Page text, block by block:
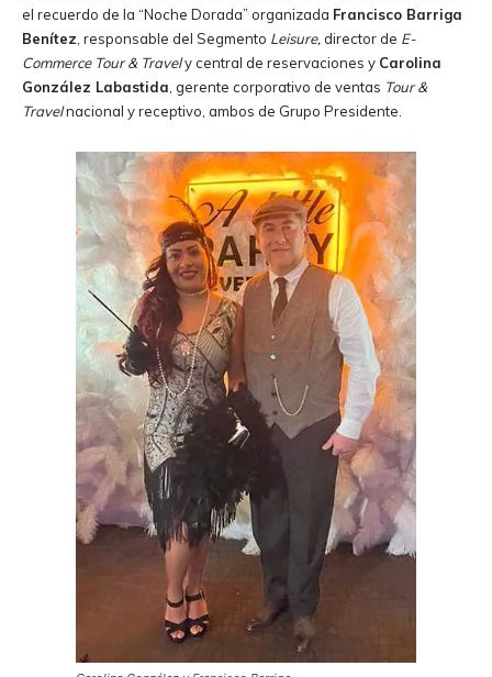
el recuerdo de la “Noche Dorada” organizada Francisco Barriga
Benítez , responsable del Segmento Leisure, director de E-
Commerce Tour & Travely central de reservaciones y Carolina
González Labastida , gerente corporativo de ventas Tour&
Travelnacional y receptivo, ambos de Grupo Presidente.